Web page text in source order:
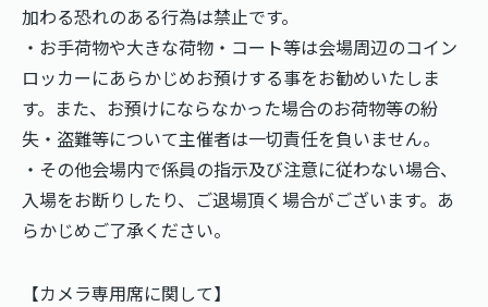
加わる恐れのある行為は禁止です。
・お手荷物や大きな荷物・コート等は会場周辺のコイン
ロッカーにあらかじめお預けする事をお勧めいたしま
す。また、お預けにならなかった場合のお荷物等の紛
失・盗難等について主催者は一切責任を負いません。
・その他会場内で係員の指示及び注意に従わない場合、
入場をお断りしたり、ご退場頂く場合がございます。あ
らかじめご了承ください。
【カメラ専用席に関して】